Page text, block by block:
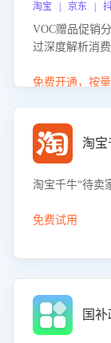
淘宝 | 京东 |
VOC赠品促销
过深度解析消
销诉求，帮助
免费开通，按
淘宝
淘宝千牛“待卖
免费试用
国